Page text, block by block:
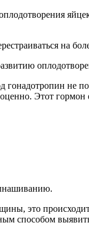
на
не
Этот
это
способом